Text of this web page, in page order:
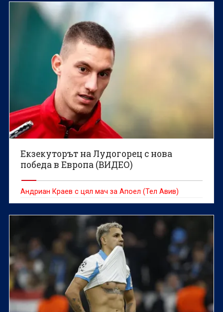
Екзекуторът на Лудогорец с нова
победа в Европа (ВИДЕО)
Андриан Краев с цял мач за Апоел (Тел Авив)